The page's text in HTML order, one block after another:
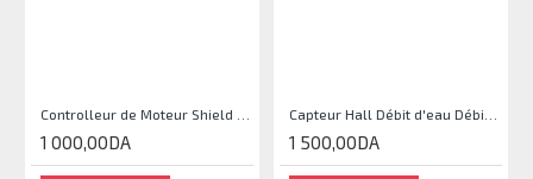
1 000,00DA 1 500,00DA